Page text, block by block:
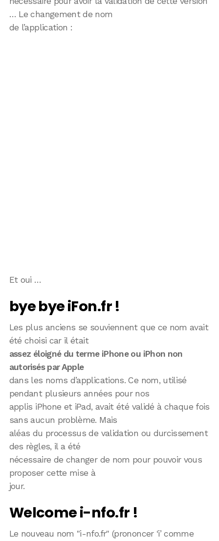
… Le changement de nom
de l’application :
Et oui …
bye bye iFon.fr !
Les plus anciens se souviennent que ce nom avait
été choisi car il était
assez éloigné du terme iPhone ou iPhon non
autorisés par Apple
dans les noms d’applications. Ce nom, utilisé
pendant plusieurs années pour nos
applis iPhone et iPad, avait été validé à chaque fois
sans aucun problème. Mais
aléas du processus de validation ou durcissement
des règles, il a été
nécessaire de changer de nom pour pouvoir vous
proposer cette mise à
jour.
Welcome i-nfo.fr !
Le nouveau nom "i-nfo.fr" (prononcer ‘i’ comme